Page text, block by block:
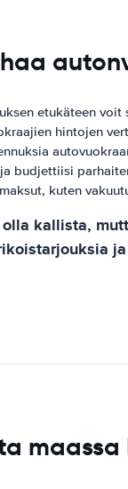
etukäteen
hintojen
budjettiisi
kuten
kallista,
maassa